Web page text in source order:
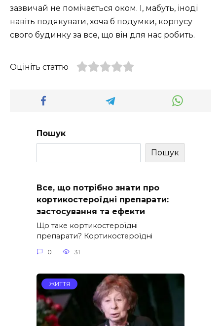
зазвичай не помічається оком. І, мабуть, іноді
навіть подякувати, хоча б подумки, корпусу
свого будинку за все, що він для нас робить.
Оцініть статтю
Пошук
Пошук
Все, що потрібно знати про
кортикостероїдні препарати:
застосування та ефекти
Що таке кортикостероїдні
препарати? Кортикостероїдні
0 31
ЖИТТЯ